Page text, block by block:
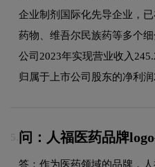
企业制剂国际化先导企业，
药物、维吾尔民族药等多个
公司2023年实现营业收入
归属于上市公司股东的净利润
5. 问：人福医药品牌
答：作为医药领域的品牌，